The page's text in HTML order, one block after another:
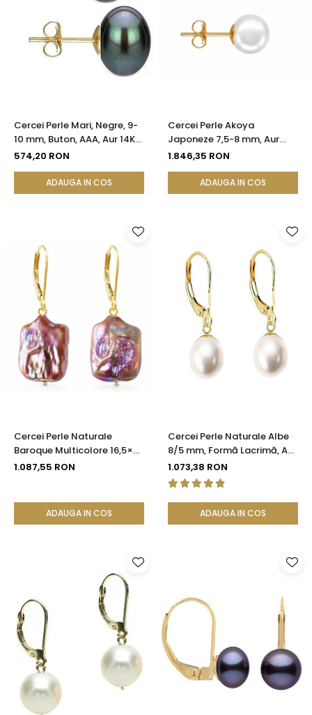
Cercei Perle Mari, Negre, 9-
10 mm, Buton, AAA, Aur 14K
(aur 585), Tip Șurub |
574,20 RON
ADAUGA IN COS
Cercei Perle Akoya
Japoneze 7,5-8 mm, Aur
Galben 14K, Tip Șurub -
1.846,35 RON
ADAUGA IN COS
Cercei Perle Naturale
Baroque Multicolore 16,5×25
mm, Aur 14K (aur 585),
1.087,55 RON
ADAUGA IN COS
Cercei Perle Naturale Albe
8/5 mm, Formă Lacrimă, Aur
14K (aur 585), Calitate AAA |
KASKADDA®
1.073,38 RON
ADAUGA IN COS